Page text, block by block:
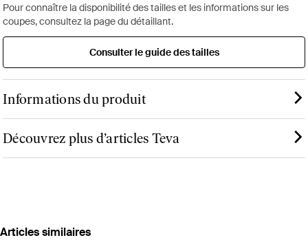
Pour connaître la disponibilité des tailles et les informations sur les
coupes, consultez la page du détaillant.
Consulter le guide des tailles
Informations du produit
Découvrez plus d’articles Teva
Articles similaires